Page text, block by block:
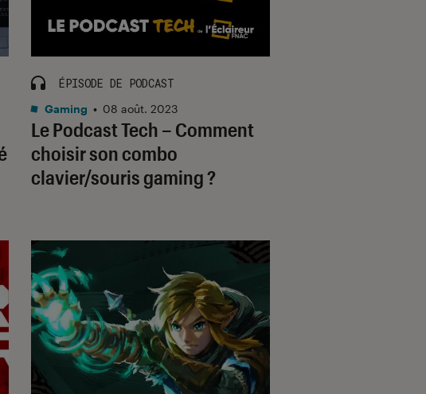
Le Podcast Tech – Comment
choisir son combo
clavier/souris gaming ?
ÉPISODE DE PODCAST
Gaming • 08 août. 2023